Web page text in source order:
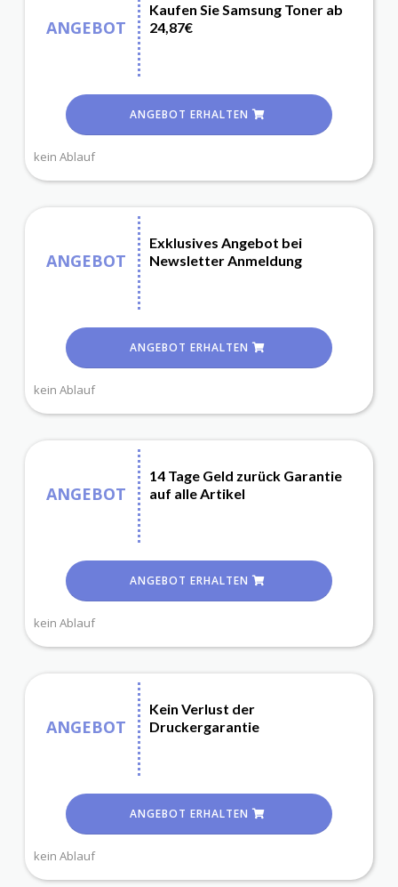
ANGEBOT
Kaufen Sie Samsung Toner ab
24,87€
ANGEBOT ERHALTEN
kein Ablauf
ANGEBOT
Exklusives Angebot bei
Newsletter Anmeldung
ANGEBOT ERHALTEN
kein Ablauf
ANGEBOT
14 Tage Geld zurück Garantie
auf alle Artikel
ANGEBOT ERHALTEN
kein Ablauf
ANGEBOT
Kein Verlust der
Druckergarantie
ANGEBOT ERHALTEN
kein Ablauf